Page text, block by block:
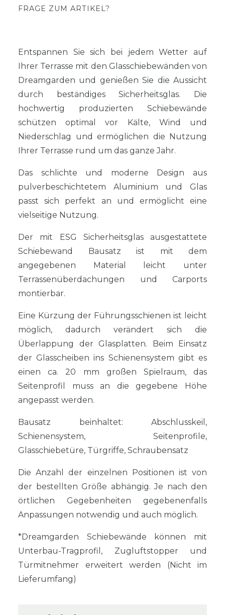
FRAGE ZUM ARTIKEL?
Entspannen Sie sich bei jedem Wetter auf
Ihrer Terrasse mit den Glasschiebewänden von
Dreamgarden und genießen Sie die Aussicht
durch beständiges Sicherheitsglas. Die
hochwertig produzierten Schiebewände
schützen optimal vor Kälte, Wind und
Niederschlag und ermöglichen die Nutzung
Ihrer Terrasse rund um das ganze Jahr.
Das schlichte und moderne Design aus
pulverbeschichtetem Aluminium und Glas
passt sich perfekt an und ermöglicht eine
vielseitige Nutzung.
Der mit ESG Sicherheitsglas ausgestattete
Schiebewand Bausatz ist mit dem
angegebenen Material leicht unter
Terrassenüberdachungen und Carports
montierbar.
Eine Kürzung der Führungsschienen ist leicht
möglich, dadurch verändert sich die
Überlappung der Glasplatten. Beim Einsatz
der Glasscheiben ins Schienensystem gibt es
einen ca. 20 mm großen Spielraum, das
Seitenprofil muss an die gegebene Höhe
angepasst werden.
Bausatz beinhaltet: Abschlusskeil,
Schienensystem, Seitenprofile,
Glasschiebetüre, Türgriffe, Schraubensatz
Die Anzahl der einzelnen Positionen ist von
der bestellten Größe abhängig. Je nach den
örtlichen Gegebenheiten gegebenenfalls
Anpassungen notwendig und auch möglich.
*Dreamgarden Schiebewände können mit
Unterbau-Tragprofil, Zugluftstopper und
Türmitnehmer erweitert werden (Nicht im
Lieferumfang)